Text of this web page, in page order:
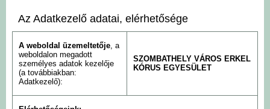
Kiadványaink
Galéria
Kapcsolat
Az Adatkezelő adatai, elérhetősége
A weboldal üzemeltetője, a
weboldalon megadott
személyes adatok kezelője
(a továbbiakban:
Adatkezelő):
SZOMBATHELY VÁROS ERKEL
KÓRUS EGYESÜLET